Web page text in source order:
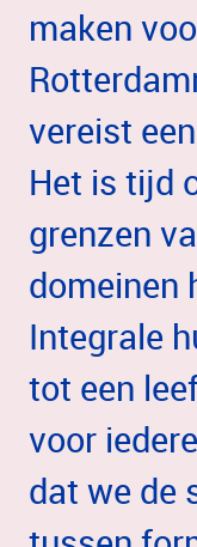
maken
vereist
Het is tijd
grenzen
domeinen
Integrale
tot een
voor
dat we de